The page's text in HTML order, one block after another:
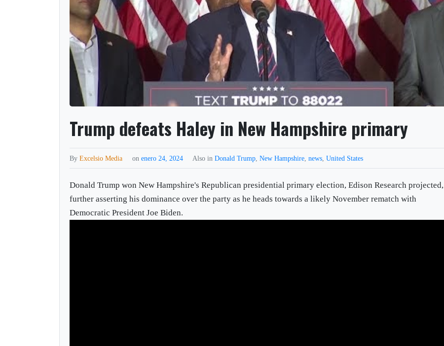
Trump defeats Haley in New Hampshire primary
ByExcelsio Media onenero 24, 2024 Also inDonald Trump ,New Hampshire ,news ,United States
Donald Trump won New Hampshire's Republican presidential primary election, Edison Research projected,
further asserting his dominance over the party as he heads towards a likely November rematch with
Democratic President Joe Biden.